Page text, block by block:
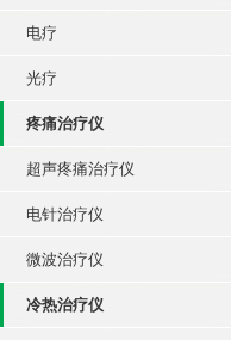
电疗
光疗
疼痛治疗仪
超声疼痛治疗仪
电针治疗仪
微波治疗仪
冷热治疗仪